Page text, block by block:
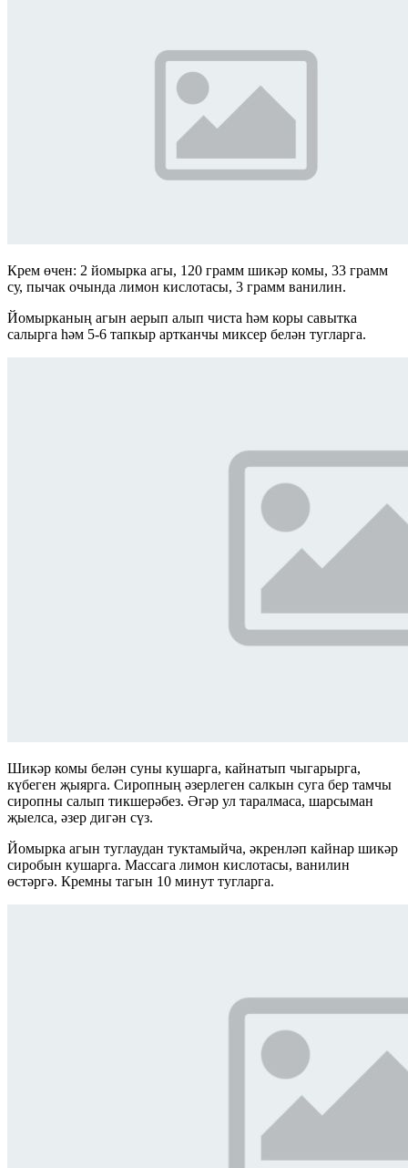
Крем өчен: 2 йомырка агы, 120 грамм шикәр комы, 33 грамм
су, пычак очында лимон кислотасы, 3 грамм ванилин.
Йомырканың агын аерып алып чиста һәм коры савытка
салырга һәм 5-6 тапкыр артканчы миксер белән тугларга.
Шикәр комы белән суны кушарга, кайнатып чыгарырга,
күбеген җыярга. Сиропның әзерлеген салкын суга бер тамчы
сиропны салып тикшерәбез. Әгәр ул таралмаса, шарсыман
җыелса, әзер дигән сүз.
Йомырка агын туглаудан туктамыйча, әкренләп кайнар шикәр
сиробын кушарга. Массага лимон кислотасы, ванилин
өстәргә. Кремны тагын 10 минут тугларга.